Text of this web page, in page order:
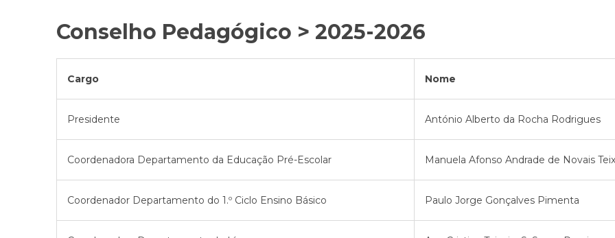
Conselho Pedagógico > 2025-2026
Cargo Nome
Presidente António Alberto da Rocha Rodrigues
Coordenadora Departamento da Educação Pré-Escolar Manuela Afonso Andrade de Novais
Coordenador Departamento do 1.º Ciclo Ensino Básico Paulo Jorge Gonçalves Pimenta